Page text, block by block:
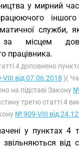
у мирний
служби,
місцем
працівника.
4 доповнено
від 07.06.2018 )(
на підставі Закону №
третю статті 4
№ 909-VIII від
у пунктах 4
звільняються від